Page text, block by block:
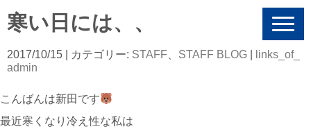
N
i
寒い日には、、
2017/10/15 | カテゴリー: STAFF STAFF BLOG
links_of_
admin
こんばんは新田です
最近寒くなり冷え性な私は